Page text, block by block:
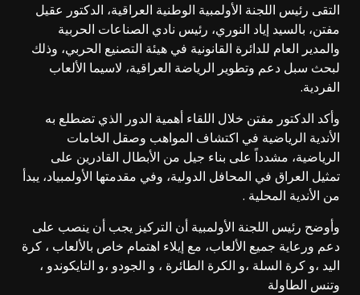
التقى رئيس اللجنة الأولمبية الوطنية العراقية، الدكتور عقيل
مفتن، بالسيد إياد النوري، رئيس نادي الصناعات الحربية
والمدير العام للدائرة القانونية في هيئة التصنيع الحربي، وذلك
لبحث سبل دعم وتطوير الرياضة العراقية، لاسيما الألعاب
الفردية.
وأكد الدكتور مفتن خلال اللقاء أهمية الدور الذي تضطلع به
الأندية الرياضية في اكتشاف المواهب وصقل الخامات
الرياضية، مشدداً على بناء جيل من الأبطال القادرين على
تمثيل العراق في المحافل الدولية، وفي مقدمتها الأولمبياد، يبدأ
من الأندية المحلية .
وأوضح رئيس اللجنة الأولمبية أن التركيز يجب أن ينصب على
دعم ورعاية جميع الألعاب، مع إيلاء اهتمام خاص بالألعاب ، كرة
اليد ،و كرة السلة ،و الكرة الطائرة ، و الجودو ،و التايكوندو ،
وتنس الطاولة